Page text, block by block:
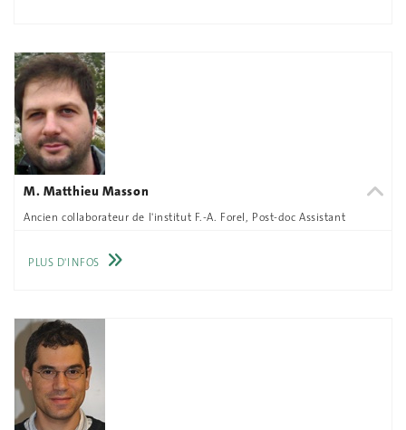
M. Matthieu Masson
Ancien collaborateur de l'institut F.-A. Forel, Post-doc Assistant
PLUS D'INFOS